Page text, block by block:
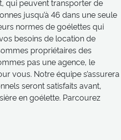
qui peuvent transporter de
jusqu’à 46 dans une seule
normes de goélettes qui
besoins de location de
propriétaires des
pas une agence, le
vous. Notre équipe s’assurera
seront satisfaits avant,
en goélette. Parcourez